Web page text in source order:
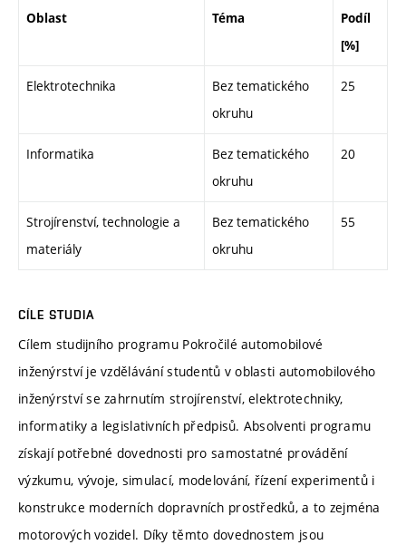
Oblast Téma
Podíl
[%]
Elektrotechnika
Bez tematického
okruhu
25
Informatika
Bez tematického
okruhu
20
Strojírenství, technologie a
materiály
Bez tematického
okruhu
55
CÍLE STUDIA
Cílem studijního programu Pokročilé automobilové
inženýrství je vzdělávání studentů v oblasti automobilového
inženýrství se zahrnutím strojírenství, elektrotechniky,
informatiky a legislativních předpisů. Absolventi programu
získají potřebné dovednosti pro samostatné provádění
výzkumu, vývoje, simulací, modelování, řízení experimentů i
konstrukce moderních dopravních prostředků, a to zejména
motorových vozidel. Díky těmto dovednostem jsou